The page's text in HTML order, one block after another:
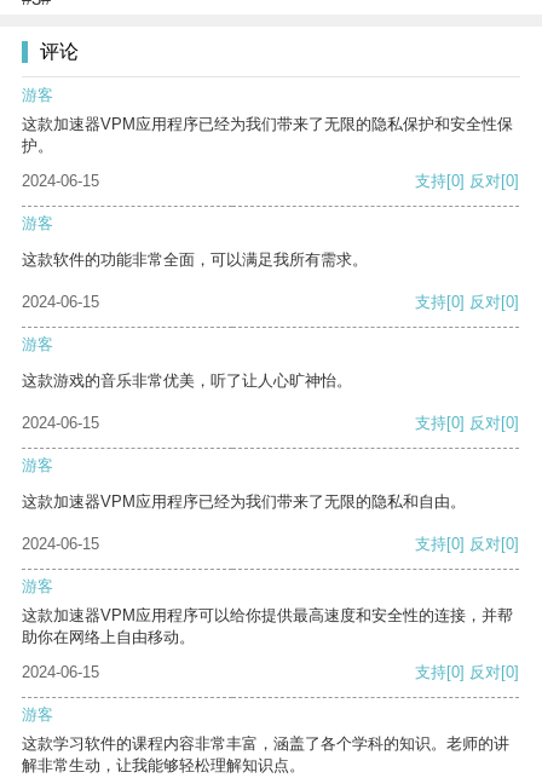
评论
游客
这款加速器VPM应用程序已经为我们带来了无限的隐私保护和安全性保
护。
2024-06-15
支持[0] 反对[0]
游客
这款软件的功能非常全面，可以满足我所有需求。
2024-06-15 支持[0] 反对[0]
游客
这款游戏的音乐非常优美，听了让人心旷神怡。
2024-06-15 支持[0] 反对[0]
游客
这款加速器VPM应用程序已经为我们带来了无限的隐私和自由。
2024-06-15 支持[0] 反对[0]
游客
这款加速器VPM应用程序可以给你提供最高速度和安全性的连接，并帮
助你在网络上自由移动。
2024-06-15
支持[0] 反对[0]
游客
这款学习软件的课程内容非常丰富，涵盖了各个学科的知识。老师的讲
解非常生动，让我能够轻松理解知识点。